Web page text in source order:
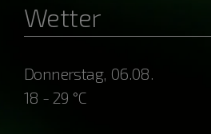
Wetter
Donnerstag, 06.08.
18 - 29 °C